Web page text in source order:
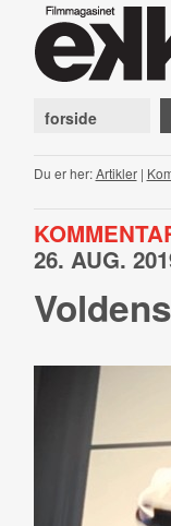
forside
Du er her:Artikler|
26. AUG.